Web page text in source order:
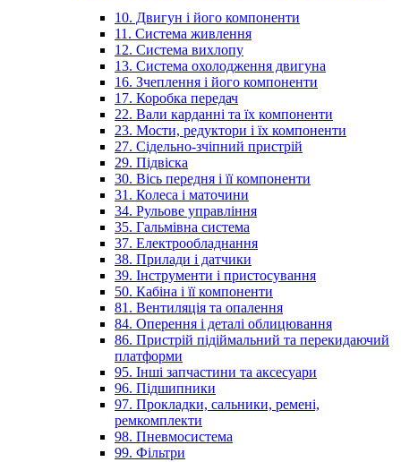
10. Двигун і його компоненти
11. Система живлення
12. Система вихлопу
13. Система охолодження двигуна
16. Зчеплення і його компоненти
17. Коробка передач
22. Вали карданні та їх компоненти
23. Мости, редуктори і їх компоненти
27. Сідельно-зчіпний пристрій
29. Підвіска
30. Вісь передня і її компоненти
31. Колеса і маточини
34. Рульове управління
35. Гальмівна система
37. Електрообладнання
38. Прилади і датчики
39. Інструменти і пристосування
50. Кабіна і її компоненти
81. Вентиляція та опалення
84. Оперення і деталі облицювання
86. Пристрій підіймальний та перекидаючий
платформи
95. Інші запчастини та аксесуари
96. Підшипники
97. Прокладки, сальники, ремені,
ремкомплекти
98. Пневмосистема
99. Фільтри